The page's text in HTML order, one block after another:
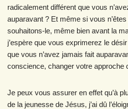
radicalement différent que vous
auparavant ? Et même si vous
souhaitons-le, même bien avant la
j’espère que vous exprimerez le
que vous n’avez jamais fait
conscience, changer votre approche
Je peux vous assurer en effet qu’à
de la jeunesse de Jésus, j’ai dû